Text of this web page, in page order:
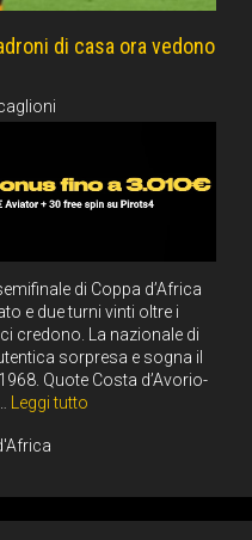
di casa ora vedono
di Coppa d’Africa
e due turni vinti oltre i
credono. La nazionale di
sorpresa e sogna il
Quote Costa d’Avorio-
Leggi tutto